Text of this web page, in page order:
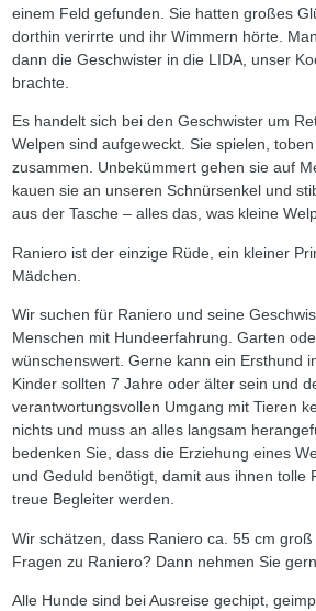
einem Feld gefunden. Sie hatten großes
dorthin verirrte und ihr Wimmern hörte.
dann die Geschwister in die LIDA, unser
brachte.
Es handelt sich bei den Geschwister um
Welpen sind aufgeweckt. Sie spielen,
zusammen. Unbekümmert gehen sie auf
kauen sie an unseren Schnürsenkel und
aus der Tasche – alles das, was kleine
Raniero ist der einzige Rüde, ein kleiner
Mädchen.
Wir suchen für Raniero und seine
Menschen mit Hundeerfahrung. Garten
wünschenswert. Gerne kann ein Ersthund
Kinder sollten 7 Jahre oder älter sein und
verantwortungsvollen Umgang mit Tieren
nichts und muss an alles langsam
bedenken Sie, dass die Erziehung eines
und Geduld benötigt, damit aus ihnen tolle
treue Begleiter werden.
Wir schätzen, dass Raniero ca. 55 cm
Fragen zu Raniero? Dann nehmen Sie
Alle Hunde sind bei Ausreise gechipt,